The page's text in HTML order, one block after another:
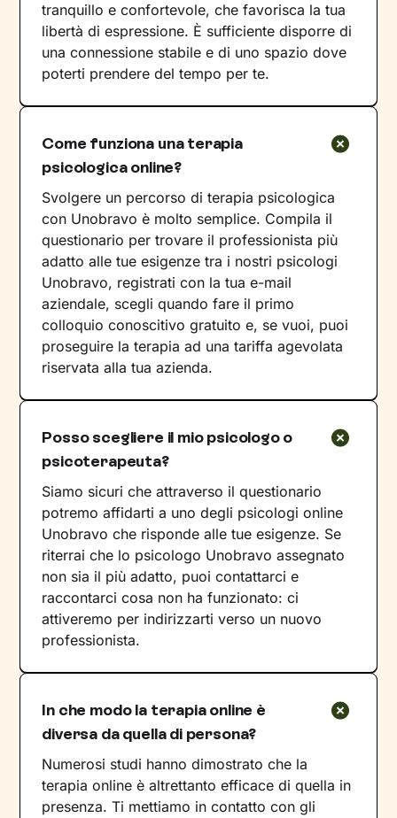
tranquillo e confortevole, che favorisca la tua
libertà di espressione. È sufficiente disporre di
una connessione stabile e di uno spazio dove
poterti prendere del tempo per te.
Come funziona una terapia
psicologica online?
Svolgere un percorso di terapia psicologica
con Unobravo è molto semplice. Compila il
questionario per trovare il professionista più
adatto alle tue esigenze tra i nostri psicologi
Unobravo, registrati con la tua e-mail
aziendale, scegli quando fare il primo
colloquio conoscitivo gratuito e, se vuoi, puoi
proseguire la terapia ad una tariffa agevolata
riservata alla tua azienda.
Posso scegliere il mio psicologo o
psicoterapeuta?
Siamo sicuri che attraverso il questionario
potremo affidarti a uno degli psicologi online
Unobravo che risponde alle tue esigenze. Se
riterrai che lo psicologo Unobravo assegnato
non sia il più adatto, puoi contattarci e
raccontarci cosa non ha funzionato: ci
attiveremo per indirizzarti verso un nuovo
professionista.
In che modo la terapia online è
diversa da quella di persona?
Numerosi studi hanno dimostrato che la
terapia online è altrettanto efficace di quella in
presenza. Ti mettiamo in contatto con gli